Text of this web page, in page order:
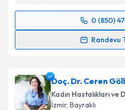
0 (850)
Randevu
Randevu Takvimi
takvim hazırlandığında e-
E-posta Adresiniz
Doç. Dr. Ceren
Kadın Hastalıkları ve
İzmir, Bayraklı